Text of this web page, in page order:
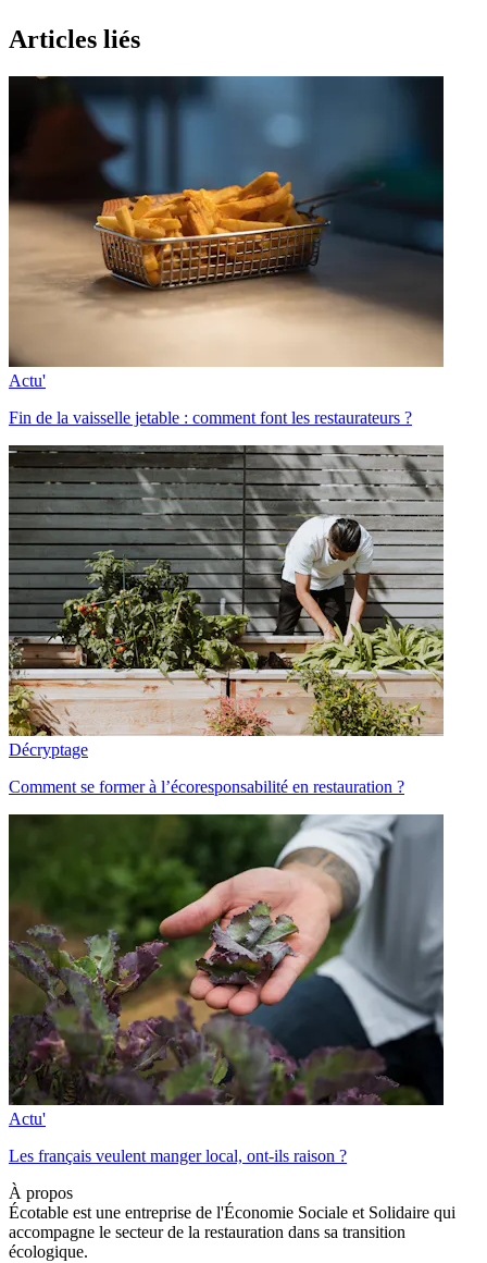
Articles liés
Actu'
Fin de la vaisselle jetable : comment font les restaurateurs ?
Décryptage
Comment se former à l’écoresponsabilité en restauration ?
Actu'
Les français veulent manger local, ont-ils raison ?
À propos
Écotable est une entreprise de l'Économie Sociale et Solidaire qui
accompagne le secteur de la restauration dans sa transition
écologique.